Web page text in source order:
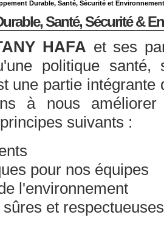
Durable, Santé, Sécurité et Environnement
Santé, Sécurité &
HAFA et ses
politique santé,
une partie
à nous
suivants :
pour nos équipes
l'environnement
et